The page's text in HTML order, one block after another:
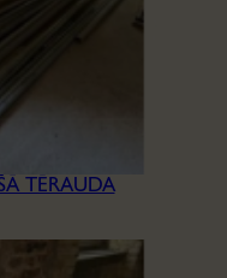
TĒRAUDA